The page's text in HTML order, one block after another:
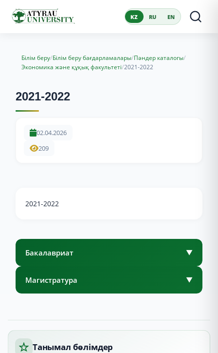
KZ RU EN
Білім беру/Білім беру бағдарламалары/Пәндер каталогы/
Экономика және құқық факультеті/2021-2022
2021-2022
02.04.2026
209
2021-2022
Бакалавриат ▼
Магистратура ▼
Танымал бөлімдер